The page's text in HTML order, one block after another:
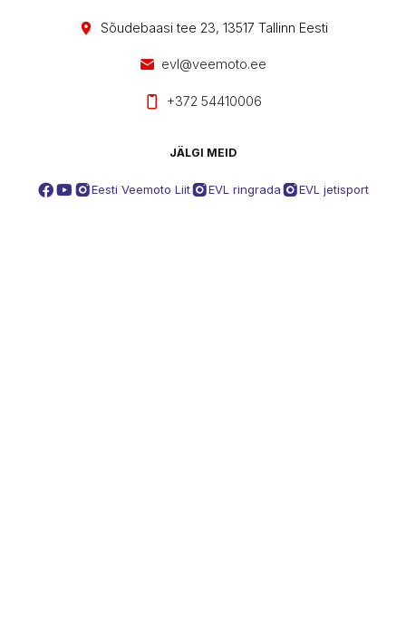
Sõudebaasi tee 23, 13517 Tallinn Eesti
evl@veemoto.ee
+372 54410006
JÄLGI MEID
Eesti Veemoto Liit EVL ringrada EVL jetisport